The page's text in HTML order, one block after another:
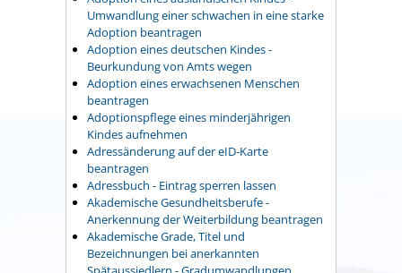
Umwandlung einer schwachen in eine starke
Adoption beantragen
Adoption eines deutschen Kindes -
Beurkundung von Amts wegen
Adoption eines erwachsenen Menschen
beantragen
Adoptionspflege eines minderjährigen
Kindes aufnehmen
Adressänderung auf der eID-Karte
beantragen
Adressbuch - Eintrag sperren lassen
Akademische Gesundheitsberufe -
Anerkennung der Weiterbildung beantragen
Akademische Grade, Titel und
Bezeichnungen bei anerkannten